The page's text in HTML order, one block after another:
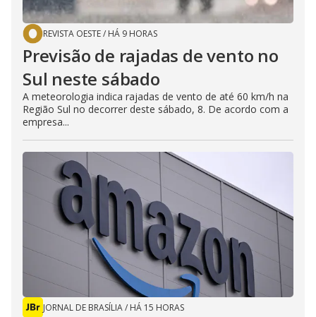
REVISTA OESTE/ HÁ 9 HORAS
Previsão de rajadas de vento no
Sul neste sábado
A meteorologia indica rajadas de vento de até 60 km/h na
Região Sul no decorrer deste sábado, 8. De acordo com a
empresa...
JORNAL DE BRASÍLIA/ HÁ 15 HORAS